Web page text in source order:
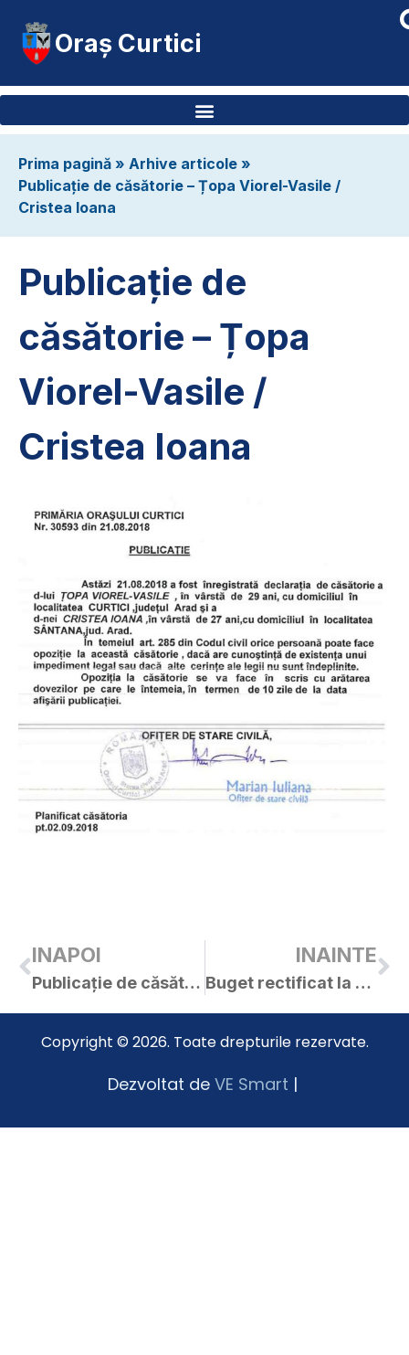
Oraș Curtici
Prima pagină » Arhive articole »
Publicație de căsătorie – Țopa Viorel-Vasile /
Cristea Ioana
Publicație de
căsătorie – Țopa
Viorel-Vasile /
Cristea Ioana
INAPOI
Publicație de căsătorie – David Lucian-Bogdan / Tăucean Alexandra-Florentina
INAINTE
Buget rectificat la 28.08.2018
Copyright © 2026. Toate drepturile rezervate.
Dezvoltat de VE Smart |